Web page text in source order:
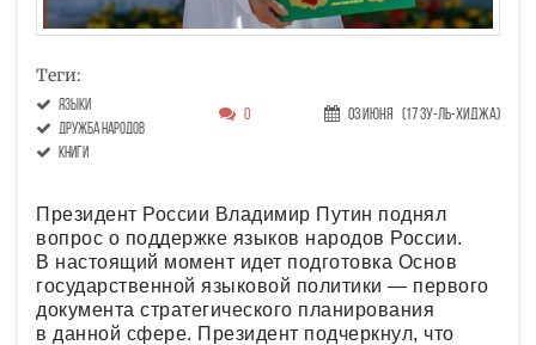
Теги:
языки
дружба народов
книги
0 03 Июня (17 Зу-ль-хиджа)
Президент России Владимир Путин поднял
вопрос о поддержке языков народов России.
В настоящий момент идет подготовка Основ
государственной языковой политики — первого
документа стратегического планирования
в данной сфере. Президент подчеркнул, что